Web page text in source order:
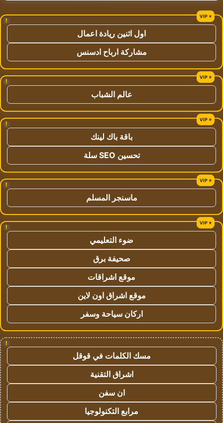
!
اول اثنين ريادة اعمال
مشاركة ارباح ادسنس
!
عالم الشباب
!
باقة باك لينك
تحسين SEO سلة
!
ماسنجر المسلم
!
ضوء التعليمي
صحيفة برق
موقع اشراقات
موقع اشراق اون لاين
اركان سياحة وسفر
!
مسك الكلمات في قوقل
اشراق التقنية
ان سفن
مرابع التكنولوجيا